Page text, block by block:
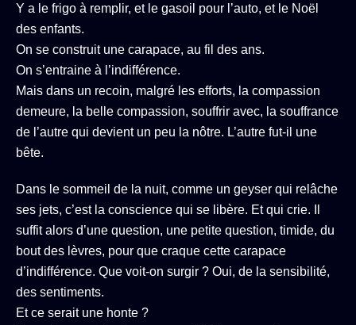
Y a le frigo à remplir, et le gasoil pour l’auto, et le Noël
des enfants.
On se construit une carapace, au fil des ans.
On s’entraine à l’indifférence.
Mais dans un recoin, malgré les efforts, la compassion
demeure, la belle compassion, souffrir avec, la souffrance
de l’autre qui devient un peu la nôtre. L’autre fut-il une
bête.
Dans le sommeil de la nuit, comme un geyser qui relâche
ses jets, c’est la conscience qui se libère. Et qui crie. Il
suffit alors d’une question, une petite question, timide, du
bout des lèvres, pour que craque cette carapace
d’indifférence. Que voit-on surgir ? Oui, de la sensibilité,
des sentiments.
Et ce serait une honte ?